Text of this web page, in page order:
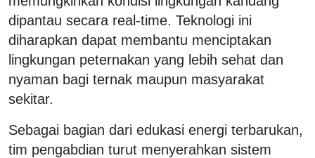
dipantau secara real-time. Teknologi ini
diharapkan dapat membantu menciptakan
lingkungan peternakan yang lebih sehat dan
nyaman bagi ternak maupun masyarakat
sekitar.
Sebagai bagian dari edukasi energi terbarukan,
tim pengabdian turut menyerahkan sistem